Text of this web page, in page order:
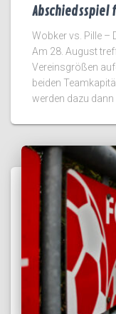
Abschiedsspiel
Wobker vs. Pille –
Am 28. August
Vereinsgrößen
beiden
werden dazu dann